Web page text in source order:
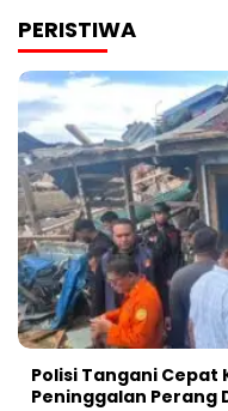
PERISTIWA
Polisi Tangani Cepat
Peninggalan Perang